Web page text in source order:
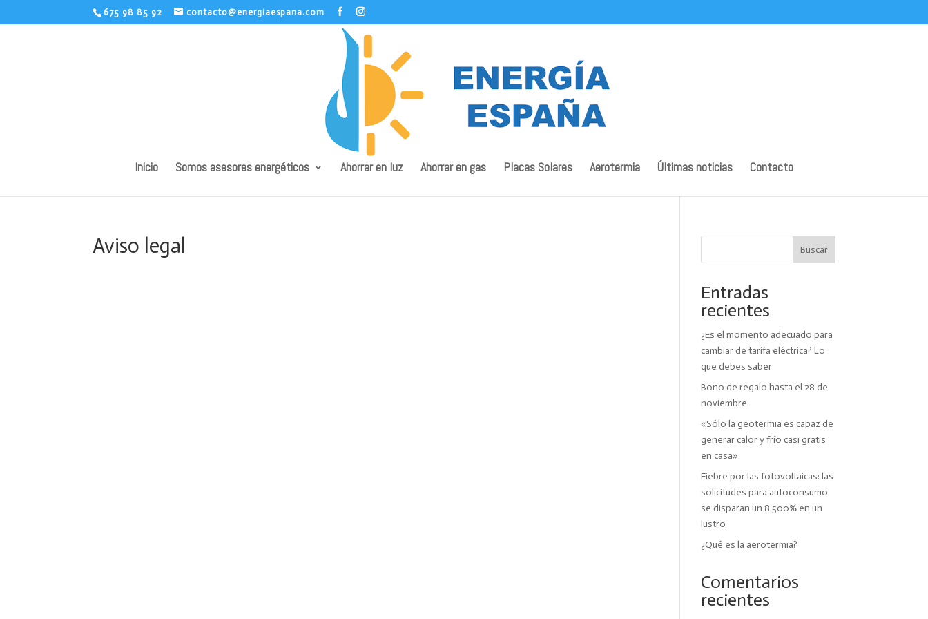
675 98 85 92 contacto@energiaespana.com
Inicio Somos asesores energéticos Ahorrar en luz Ahorrar en gas Placas Solares Aerotermia Últimas noticias Contacto
Aviso legal Buscar
Entradas
recientes
¿Es el momento adecuado para
cambiar de tarifa eléctrica? Lo
que debes saber
Bono de regalo hasta el 28 de
noviembre
«Sólo la geotermia es capaz de
generar calor y frío casi gratis
en casa»
Fiebre por las fotovoltaicas: las
solicitudes para autoconsumo
se disparan un 8.500% en un
lustro
¿Qué es la aerotermia?
Comentarios
recientes